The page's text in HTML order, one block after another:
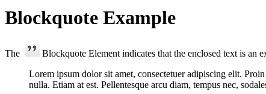
Blockquote Example
The
Blockquote Element indicates that the enclosed text is an
Lorem ipsum dolor sit amet, consectetuer adipiscing elit.
nulla. Etiam at est. Pellentesque arcu diam, tempus nec,